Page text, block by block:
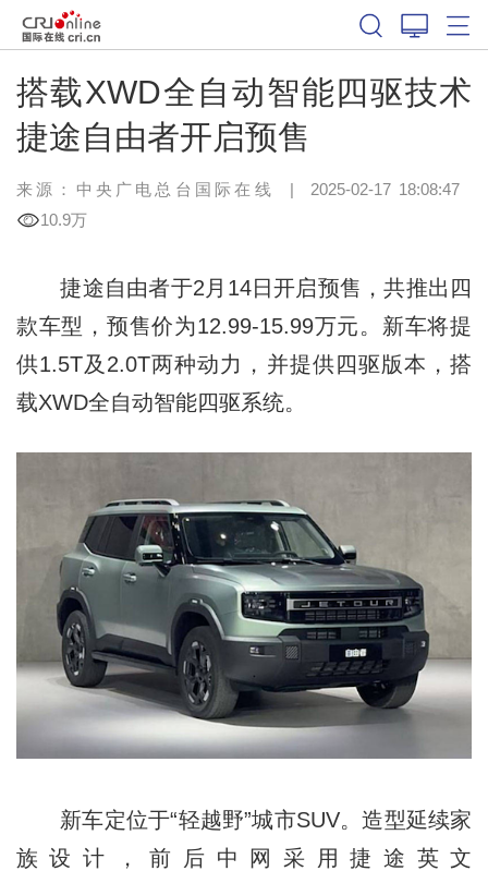
搭载XWD全自动智能四驱技术
捷途自由者开启预售
来源： 中央广电总台国际在线 | 2025-02-17 18:08:47
10.9万
捷途自由者于2月14日开启预售，共推出四
款车型，预售价为12.99-15.99万元。新车将提
供1.5T及2.0T两种动力，并提供四驱版本，搭
载XWD全自动智能四驱系统。
新车定位于“轻越野”城市SUV。造型延续家
族设计，前后中网采用捷途英文